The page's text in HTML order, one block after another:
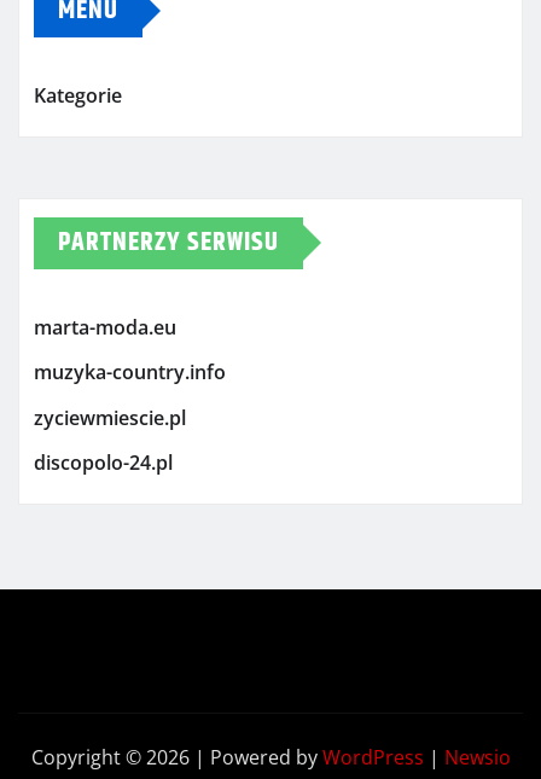
MENU
Kategorie
PARTNERZY SERWISU
marta-moda.eu
muzyka-country.info
zyciewmiescie.pl
discopolo-24.pl
Copyright © 2026 | Powered byWordPress | Newsio